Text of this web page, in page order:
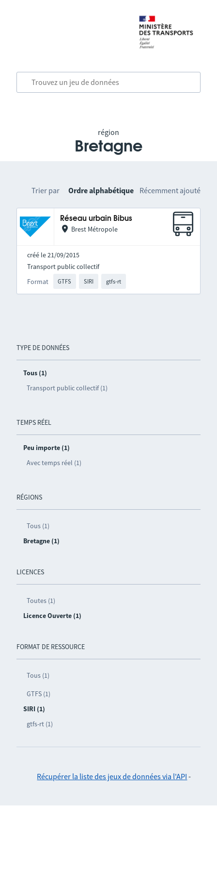
région
Bretagne
TYPE DE DONNÉES
Tous (1)
Transport public collectif (1)
TEMPS RÉEL
Peu importe (1)
Avec temps réel (1)
RÉGIONS
Tous (1)
Bretagne (1)
LICENCES
Toutes (1)
Licence Ouverte (1)
FORMAT DE RESSOURCE
Tous (1)
GTFS (1)
SIRI (1)
gtfs-rt (1)
Trier par Ordre alphabétique Récemment ajouté
Réseau urbain Bibus
Brest Métropole
créé le 21/09/2015
Format GTFS SIRI gtfs-rt
Transport public collectif
Récupérer la liste des jeux de données via l'API -